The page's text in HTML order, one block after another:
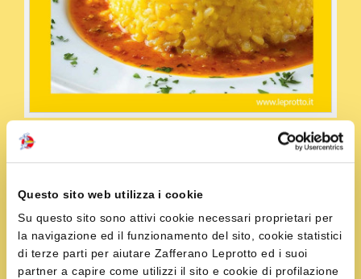
Questo sito web utilizza i cookie
Su questo sito sono attivi cookie necessari proprietari per
la navigazione ed il funzionamento del sito, cookie statistici
di terze parti per aiutare Zafferano Leprotto ed i suoi
partner a capire come utilizzi il sito e cookie di profilazione
Condividi la ricetta
Ingredienti